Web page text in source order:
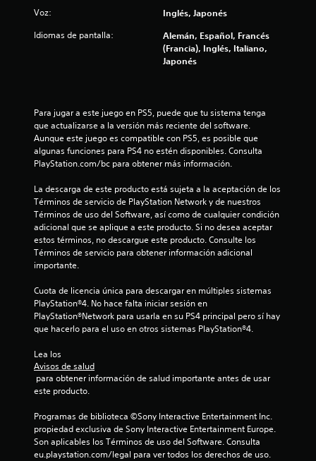
f
i
a
c
i
o
n
e
Voz: Inglés, Japonés
Idiomas de pantalla:
Alemán, Español, Francés
(Francia), Inglés, Italiano,
Japonés
Para jugar a este juego en PS5, puede que tu sistema tenga
que actualizarse a la versión más reciente del software.
Aunque este juego es compatible con PS5, es posible que
algunas funciones para PS4 no estén disponibles. Consulta
PlayStation.com/bc para obtener más información.
La descarga de este producto está sujeta a la aceptación de los
Términos de servicio de PlayStation Network y de nuestros
Términos de uso del Software, así como de cualquier condición
adicional que se aplique a este producto. Si no desea aceptar
estos términos, no descargue este producto. Consulte los
Términos de servicio para obtener información adicional
importante.
Cuota de licencia única para descargar en múltiples sistemas
PlayStation®4. No hace falta iniciar sesión en
PlayStation®Network para usarla en su PS4 principal pero sí hay
que hacerlo para el uso en otros sistemas PlayStation®4.
Lea los
Avisos de salud
este producto.
Programas de biblioteca ©Sony Interactive Entertainment Inc.
propiedad exclusiva de Sony Interactive Entertainment Europe.
Son aplicables los Términos de uso del Software. Consulta
eu.playstation.com/legal para ver todos los derechos de uso.